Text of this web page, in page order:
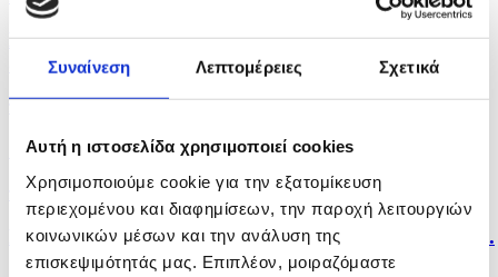
Συναίνεση Λεπτομέρειες Σχετικά
Αυτή η ιστοσελίδα χρησιμοποιεί cookies
Χρησιμοποιούμε cookie για την εξατομίκευση
περιεχομένου και διαφημίσεων, την παροχή λειτουργιών
κοινωνικών μέσων και την ανάλυση της
επισκεψιμότητάς μας. Επιπλέον, μοιραζόμαστε
Drone εξερράγη στον εναέριο χώρο της Βουλγαρίας,
δεν...
πριν μία ώρα
Θρήνος για τον Μέσι: Πέθανε ο πατέρας του Χόρχε
πριν 2 ώρες
Red Code για πολύ υψηλό κίνδυνο πυρκαγιάς σε έξι...